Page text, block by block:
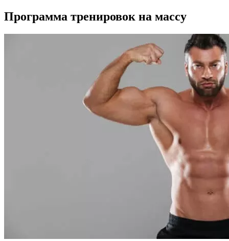
Программа тренировок на массу